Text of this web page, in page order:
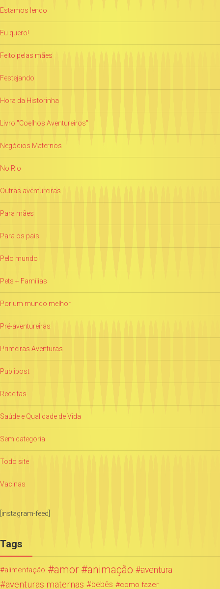
Estamos lendo
Eu quero!
Feito pelas mães
Festejando
Hora da Historinha
Livro "Coelhos Aventureiros"
Negócios Maternos
No Rio
Outras aventureiras
Para mães
Para os pais
Pelo mundo
Pets + Famílias
Por um mundo melhor
Pré-aventureiras
Primeiras Aventuras
Publipost
Receitas
Saúde e Qualidade de Vida
Sem categoria
Todo site
Vacinas
[instagram-feed]
Tags
alimentação amor animação aventura
aventuras maternas bebês como fazer